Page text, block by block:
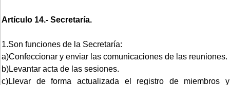
Artículo 14.- Secretaría.
1.Son funciones de la Secretaría:
a)Confeccionar y enviar las comunicaciones de las reuniones.
b)Levantar acta de las sesiones.
c)Llevar de forma actualizada el registro de miembros y